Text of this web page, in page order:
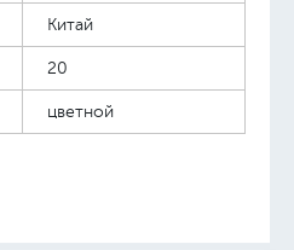
Китай
20
цветной